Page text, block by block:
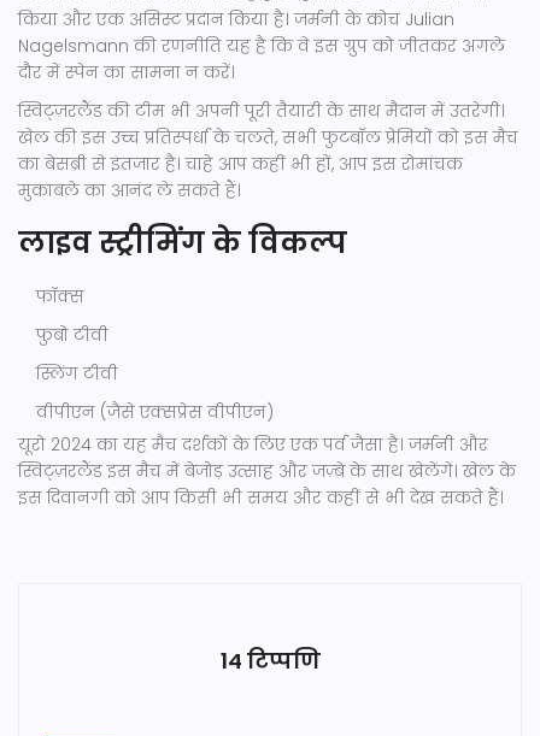
किया और एक असिस्ट प्रदान किया है। जर्मनी के कोच Julian
Nagelsmann की रणनीति यह है कि वे इस ग्रुप को जीतकर अगले
दौर में स्पेन का सामना न करें।
स्विट्ज़रलैंड की टीम भी अपनी पूरी तैयारी के साथ मैदान में उतरेगी।
खेल की इस उच्च प्रतिस्पर्धा के चलते, सभी फुटबॉल प्रेमियों को इस मैच
का बेसब्री से इंतजार है। चाहे आप कहीं भी हों, आप इस रोमांचक
मुकाबले का आनंद ले सकते हैं।
लाइव स्ट्रीमिंग के विकल्प
फॉक्स
फुबो टीवी
स्लिंग टीवी
वीपीएन (जैसे एक्सप्रेस वीपीएन)
यूरो 2024 का यह मैच दर्शकों के लिए एक पर्व जैसा है। जर्मनी और
स्विट्ज़रलैंड इस मैच में बेजोड़ उत्साह और जज़्बे के साथ खेलेंगे। खेल के
इस दिवानगी को आप किसी भी समय और कहीं से भी देख सकते हैं।
14 टिप्पणि